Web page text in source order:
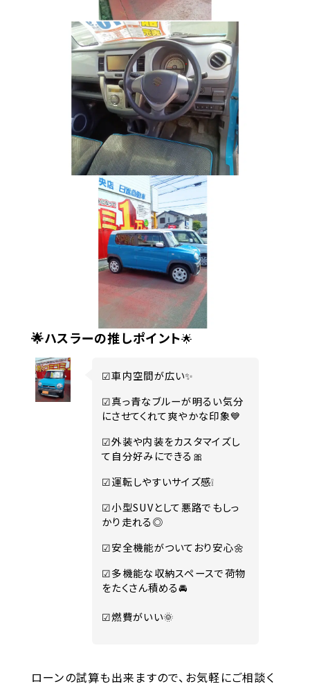
🌟ハスラーの推しポイント🌟
☑車内空間が広い✨
☑真っ青なブルーが明るい気分
にさせてくれて爽やかな印象💙
☑外装や内装をカスタマイズし
て自分好みにできる🎀
☑運転しやすいサイズ感❕
☑小型SUVとして悪路でもしっ
かり走れる◎
☑安全機能がついており安心🌼
☑多機能な収納スペースで荷物
をたくさん積める🚘
☑燃費がいい🌞
ローンの試算も出来ますので、お気軽にご相談く